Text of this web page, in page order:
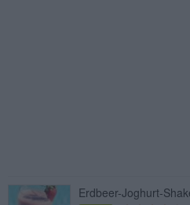
Erdbeer-Joghurt-